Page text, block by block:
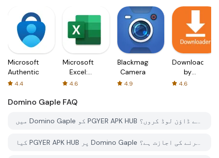
Microsoft
Authenticator
4.4
Microsoft
Excel:
Spreadsheets
4.6
Blackmagic
Camera
4.9
Downloader
by
AFTVnews
4.6
Domino Gaple FAQ
میں Domino Gaple کو PGYER APK HUB سے کیسے ڈاؤن لوڈ کروں؟
کیا PGYER APK HUB پر Domino Gaple کو مفت ڈاؤن لوڈ کرنے کی اجازت ہے؟